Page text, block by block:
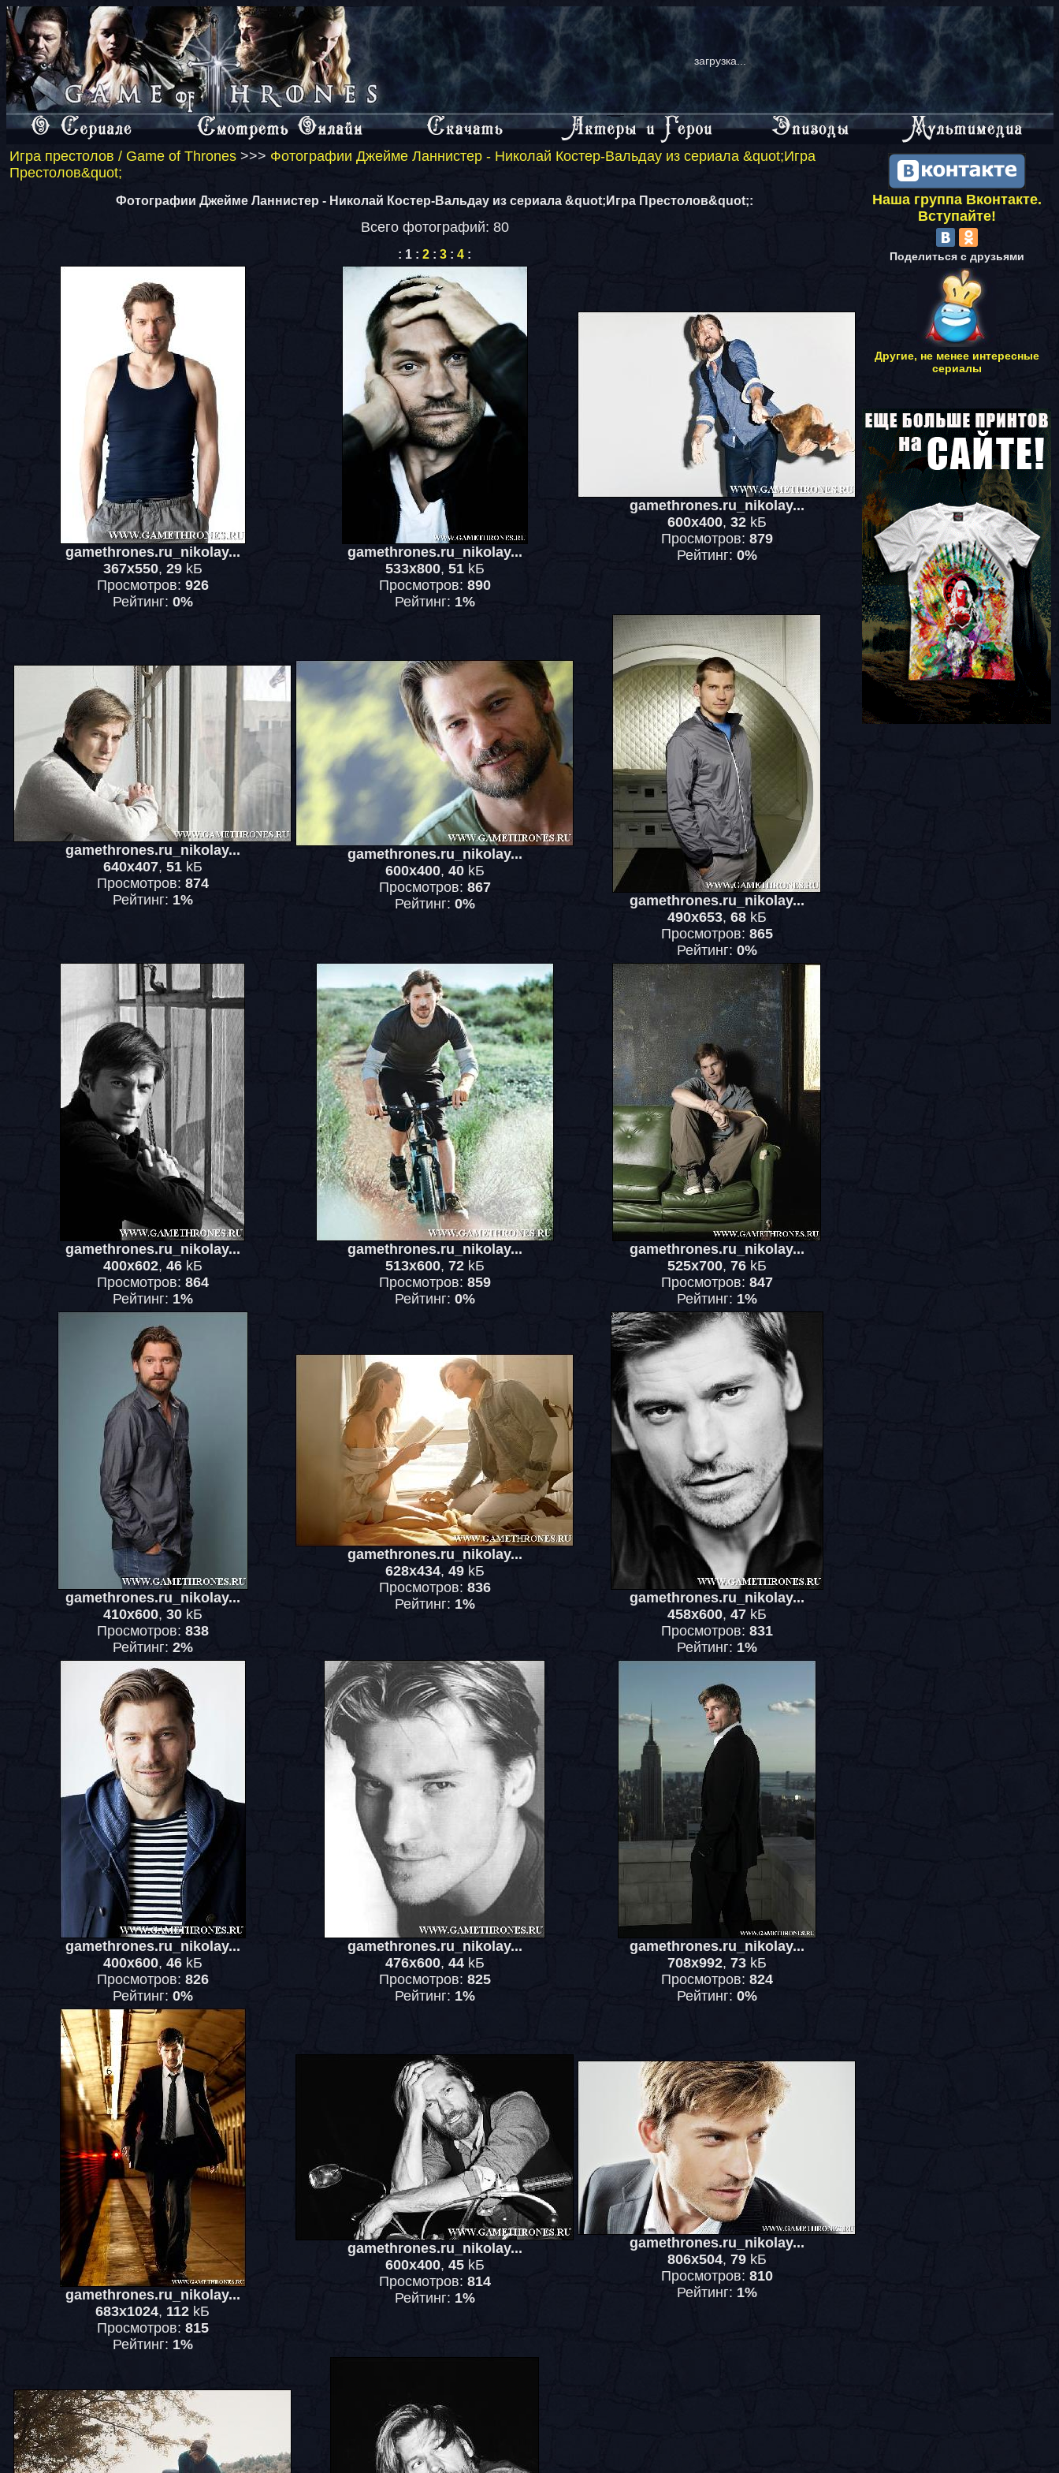
загрузка...
Игра престолов / Game of Thrones >>> Фотографии Джейме Ланнистер - Николай Костер-Вальдау из сериала &quot;Игра
Престолов&quot;
Фотографии Джейме Ланнистер - Николай Костер-Вальдау из сериала &quot;Игра Престолов&quot;:
Всего фотографий: 80
: 1 : 2 : 3 : 4 :
gamethrones.ru_nikolay...
367x550, 29kБ
Просмотров: 926
Рейтинг: 0%
gamethrones.ru_nikolay...
533x800, 51kБ
Просмотров: 890
Рейтинг: 1%
gamethrones.ru_nikolay...
600x400, 32kБ
Просмотров: 879
Рейтинг: 0%
gamethrones.ru_nikolay...
640x407, 51kБ
Просмотров: 874
Рейтинг: 1%
gamethrones.ru_nikolay...
600x400, 40kБ
Просмотров: 867
Рейтинг: 0%
gamethrones.ru_nikolay...
490x653, 68kБ
Просмотров: 865
Рейтинг: 0%
gamethrones.ru_nikolay...
400x602, 46kБ
Просмотров: 864
Рейтинг: 1%
gamethrones.ru_nikolay...
513x600, 72kБ
Просмотров: 859
Рейтинг: 0%
gamethrones.ru_nikolay...
525x700, 76kБ
Просмотров: 847
Рейтинг: 1%
gamethrones.ru_nikolay...
410x600, 30kБ
Просмотров: 838
Рейтинг: 2%
gamethrones.ru_nikolay...
628x434, 49kБ
Просмотров: 836
Рейтинг: 1%
gamethrones.ru_nikolay...
458x600, 47kБ
Просмотров: 831
Рейтинг: 1%
gamethrones.ru_nikolay...
400x600, 46kБ
Просмотров: 826
Рейтинг: 0%
gamethrones.ru_nikolay...
476x600, 44kБ
Просмотров: 825
Рейтинг: 1%
gamethrones.ru_nikolay...
708x992, 73kБ
Просмотров: 824
Рейтинг: 0%
gamethrones.ru_nikolay...
683x1024, 112 kБ
Просмотров: 815
Рейтинг: 1%
gamethrones.ru_nikolay...
600x400, 45kБ
Просмотров: 814
Рейтинг: 1%
gamethrones.ru_nikolay...
806x504, 79kБ
Просмотров: 810
Рейтинг: 1%
Наша группа Вконтакте.
Вступайте!
Поделиться с друзьями
Другие, не менее интересные
сериалы